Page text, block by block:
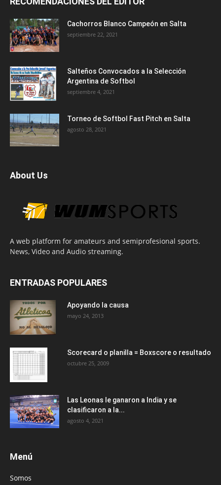
Cachorros Blanco Campeón en Salta
septiembre 22, 2021
Salteños Convocados a la Selección
Argentina de Softbol
septiembre 4, 2021
Torneo de Softbol Fast Pitch en Salta
agosto 28, 2021
About Us
A web platform for amateurs and semiprofesional sports.
News, Video and Audio streaming.
ENTRADAS POPULARES
Apoyando la causa
mayo 24, 2013
Scorecard o planilla = Boxscore o resultado
octubre 25, 2009
Las Leonas le ganaron a India y se
clasificaron a la...
agosto 4, 2021
Menú
Somos